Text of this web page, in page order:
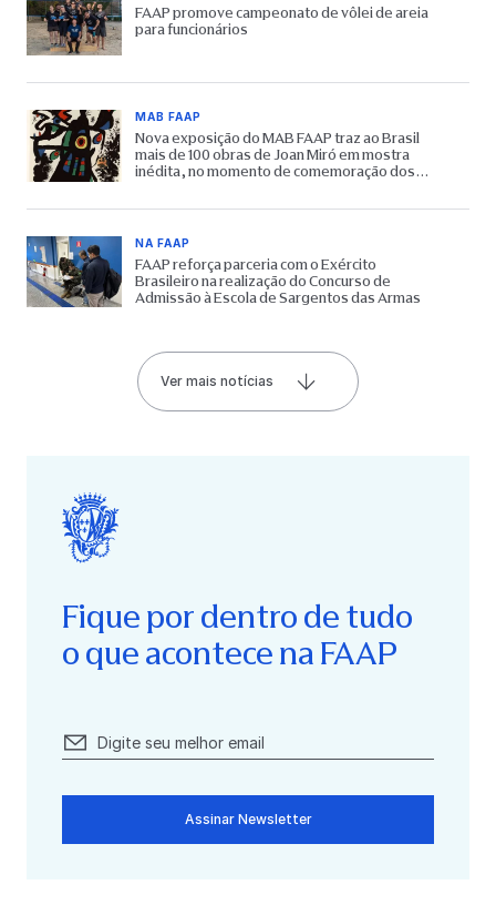
FAAP promove campeonato de vôlei de areia
para funcionários
MAB FAAP
Nova exposição do MAB FAAP traz ao Brasil
mais de 100 obras de Joan Miró em mostra
inédita, no momento de comemoração dos
NA FAAP
FAAP reforça parceria com o Exército
Brasileiro na realização do Concurso de
Admissão à Escola de Sargentos das Armas
Ver mais notícias
Fique por dentro de tudo
o que acontece na FAAP
Assinar Newsletter